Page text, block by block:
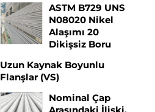
ASTM B729 UNS
N08020 Nikel
Alaşımı 20
Dikişsiz Boru
Uzun Kaynak Boyunlu
Flanşlar (VS)
Nominal Çap